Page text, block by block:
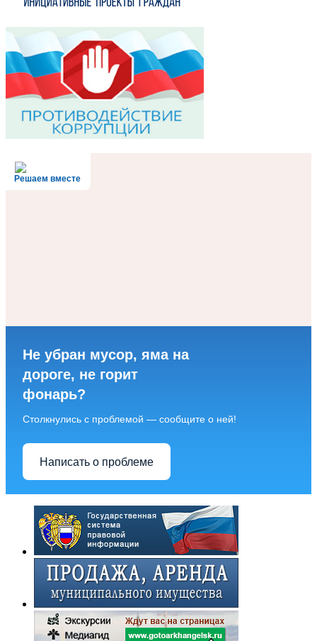
Решаем вместе
Не убран мусор, яма на
дороге, не горит
фонарь?
Столкнулись с проблемой — сообщите о ней!
Написать о проблеме